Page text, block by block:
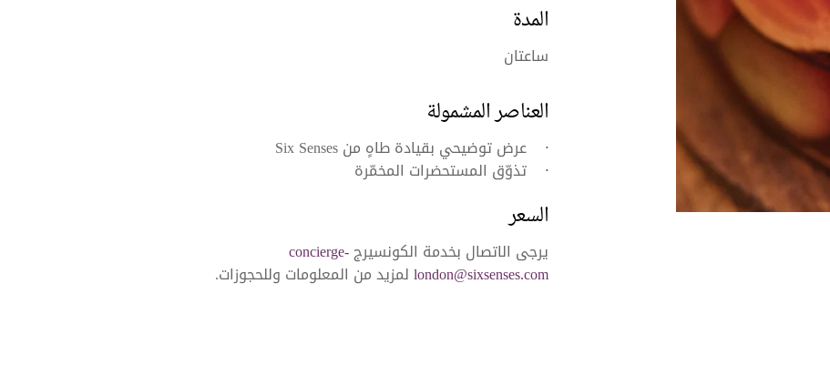
المدة
ساعتان
العناصر المشمولة
عرض توضيحي بقيادة طاهٍ من Six Senses
تذوّق المستحضرات المخمّرة
السعر
يرجى الاتصال بخدمة الكونسيرجconcierge-
london@sixsenses.comلمزيد من المعلومات وللحجوزات.